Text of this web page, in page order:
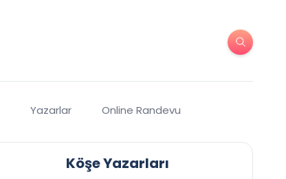
Yazarlar Online Randevu
Köşe Yazarları